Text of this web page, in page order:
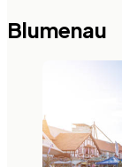
Blumenau